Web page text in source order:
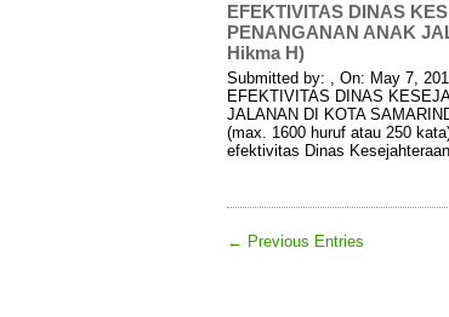
EFEKTIVITAS DINAS
PENANGANAN ANAK
Hikma H)
Submitted by: , On: May 7,
EFEKTIVITAS DINAS
JALANAN DI KOTA
(max. 1600 huruf atau 250
efektivitas Dinas
← Previous Entries